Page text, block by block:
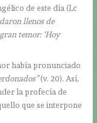
de este día (Lc
llenos de
temor: ‘Hoy
había pronunciado
(v. 20). Así,
la profecía de
que se interpone